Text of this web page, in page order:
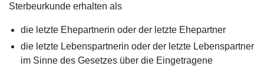
Sterbeurkunde erhalten als
die letzte Ehepartnerin oder der letzte Ehepartner
die letzte Lebenspartnerin oder der letzte Lebenspartner
im Sinne des Gesetzes über die Eingetragene